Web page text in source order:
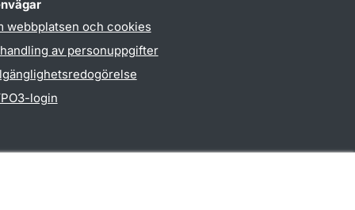
webbplatsen och cookies
av personuppgifter
login